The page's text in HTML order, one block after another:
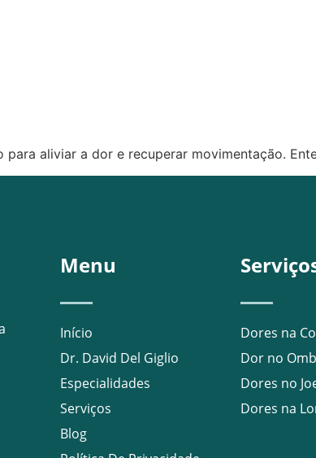
aliviar a dor e recuperar movimentação.
Menu
Início
Dr. David Del Giglio
Especialidades
Serviços
Blog
Dores na
Dor no
Dores no
Dores na